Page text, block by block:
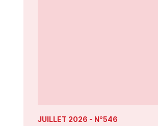
JUILLET 2026 - N°546